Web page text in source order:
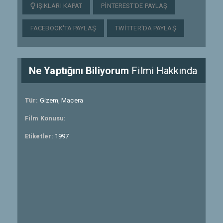
IŞIKLARI KAPAT PINTEREST'DE PAYLAŞ
FACEBOOK'TA PAYLAŞ TWITTER'DA PAYLAŞ
Ne Yaptığını Biliyorum Filmi Hakkında
Tür: Gizem,Macera
Film Konusu:
Etiketler: 1997